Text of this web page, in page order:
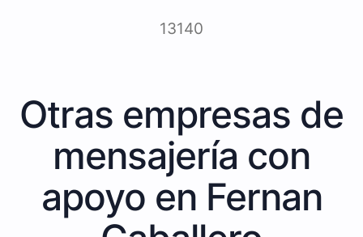
13140
Otras empresas de
mensajería con
apoyo en Fernan